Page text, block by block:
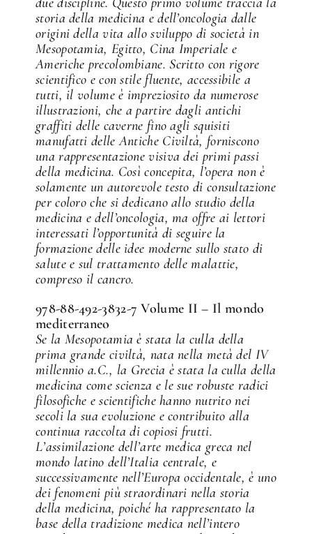
storia della medicina e dell’oncologia dalle
origini della vita allo sviluppo di società in
Mesopotamia, Egitto, Cina Imperiale e
Americhe precolombiane. Scritto con rigore
scientifico e con stile fluente, accessibile a
tutti, il volume è impreziosito da numerose
illustrazioni, che a partire dagli antichi
graffiti delle caverne fino agli squisiti
manufatti delle Antiche Civiltà, forniscono
una rappresentazione visiva dei primi passi
della medicina. Così concepita, l’opera non è
solamente un autorevole testo di consultazione
per coloro che si dedicano allo studio della
medicina e dell’oncologia, ma offre ai lettori
interessati l’opportunità di seguire la
formazione delle idee moderne sullo stato di
salute e sul trattamento delle malattie,
compreso il cancro.
978-88-492-3832-7 Volume II – Il mondo
mediterraneo
Se la Mesopotamia è stata la culla della
prima grande civiltà, nata nella metà del IV
millennio a.C., la Grecia è stata la culla della
medicina come scienza e le sue robuste radici
filosofiche e scientifiche hanno nutrito nei
secoli la sua evoluzione e contribuito alla
continua raccolta di copiosi frutti.
L’assimilazione dell’arte medica greca nel
mondo latino dell’Italia centrale, e
successivamente nell’Europa occidentale, è uno
dei fenomeni più straordinari nella storia
della medicina, poiché ha rappresentato la
base della tradizione medica nell’intero